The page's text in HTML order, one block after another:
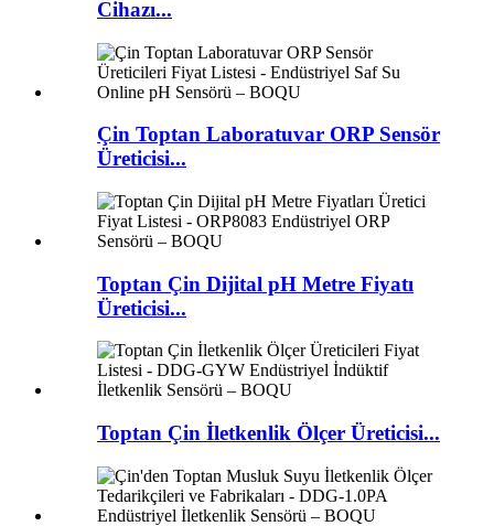
Cihazı...
Çin Toptan Laboratuvar ORP Sensör
Üreticisi...
Toptan Çin Dijital pH Metre Fiyatı
Üreticisi...
Toptan Çin İletkenlik Ölçer Üreticisi...